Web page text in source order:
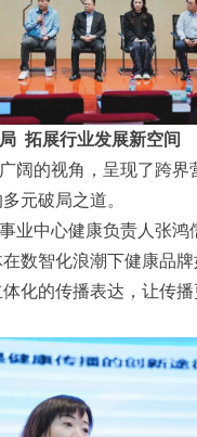
拓展行业发展新空间
阔的视角，呈现了跨界
元破局之道。
业中心健康负责人张鸿
数智化浪潮下健康品
化的传播表达，让传